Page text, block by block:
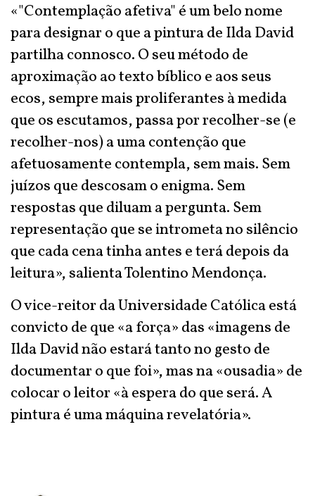
«"Contemplação afetiva" é um belo nome
para designar o que a pintura de Ilda David
partilha connosco. O seu método de
aproximação ao texto bíblico e aos seus
ecos, sempre mais proliferantes à medida
que os escutamos, passa por recolher-se (e
recolher-nos) a uma contenção que
afetuosamente contempla, sem mais. Sem
juízos que descosam o enigma. Sem
respostas que diluam a pergunta. Sem
representação que se intrometa no silêncio
que cada cena tinha antes e terá depois da
leitura», salienta Tolentino Mendonça.
O vice-reitor da Universidade Católica está
convicto de que «a força» das «imagens de
Ilda David não estará tanto no gesto de
documentar o que foi», mas na «ousadia» de
colocar o leitor «à espera do que será. A
pintura é uma máquina revelatória».